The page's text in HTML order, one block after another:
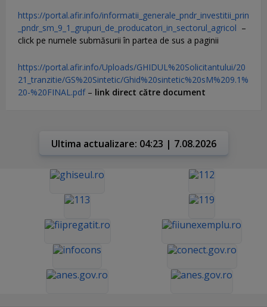
https://portal.afir.info/informatii_generale_pndr_investitii_prin
_pndr_sm_9_1_grupuri_de_producatori_in_sectorul_agricol –
click pe numele submăsurii în partea de sus a paginii
https://portal.afir.info/Uploads/GHIDUL%20Solicitantului/20
21_tranzitie/GS%20Sintetic/Ghid%20sintetic%20sM%209.1%
20-%20FINAL.pdf– link direct către document
Ultima actualizare: 04:23 | 7.08.2026